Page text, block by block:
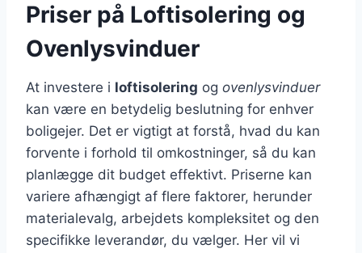
Priser på Loftisolering og
Ovenlysvinduer
At investere i loftisolering og ovenlysvinduer
kan være en betydelig beslutning for enhver
boligejer. Det er vigtigt at forstå, hvad du kan
forvente i forhold til omkostninger, så du kan
planlægge dit budget effektivt. Priserne kan
variere afhængigt af flere faktorer, herunder
materialevalg, arbejdets kompleksitet og den
specifikke leverandør, du vælger. Her vil vi